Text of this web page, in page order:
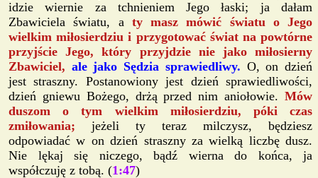
idzie wiernie za tchnieniem Jego łaski; ja dałam
Zbawiciela światu, a ty masz mówić światu o Jego
wielkim miłosierdziu i przygotować świat na powtórne
przyjście Jego, który przyjdzie nie jako miłosierny
Zbawiciel, ale jako Sędzia sprawiedliwy. O, on dzień
jest straszny. Postanowiony jest dzień sprawiedliwości,
dzień gniewu Bożego, drżą przed nim aniołowie. Mów
duszom o tym wielkim miłosierdziu, póki czas
zmiłowania; jeżeli ty teraz milczysz, będziesz
odpowiadać w on dzień straszny za wielką liczbę dusz.
Nie lękaj się niczego, bądź wierna do końca, ja
współczuję z tobą. (1:47)